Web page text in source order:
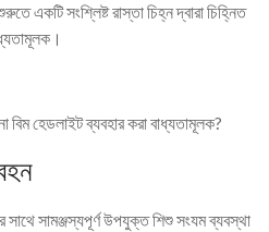
একটি সংশ্লিষ্ট রাস্তা চিহ্ন দ্বারা চিহ্নিত
বিম হেডলাইট ব্যবহার করা বাধ্যতামূলক?
সাথে সামঞ্জস্যপূর্ণ উপযুক্ত শিশু সংযম ব্যবস্থা